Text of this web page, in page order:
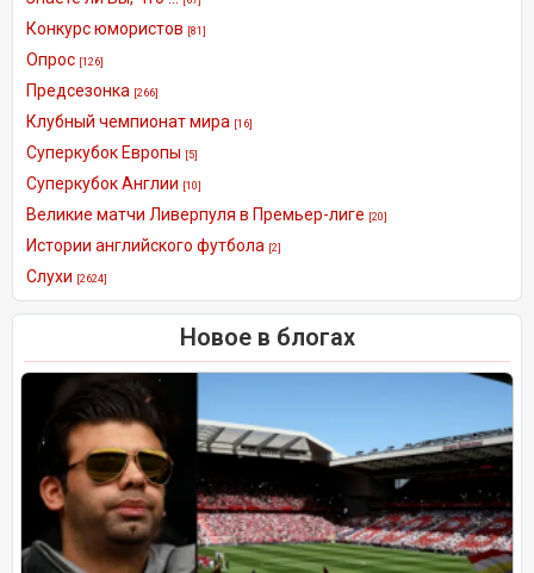
Конкурс юмористов [81]
Опрос [126]
Предсезонка [266]
Клубный чемпионат мира [16]
Суперкубок Европы [5]
Суперкубок Англии [10]
Великие матчи Ливерпуля в Премьер-лиге [20]
Истории английского футбола [2]
Слухи [2624]
Новое в блогах